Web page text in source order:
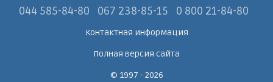
044 585-84-80 067 238-85-15 0 800 21-84-80
Контактная информация
Полная версия сайта
© 1997 - 2026